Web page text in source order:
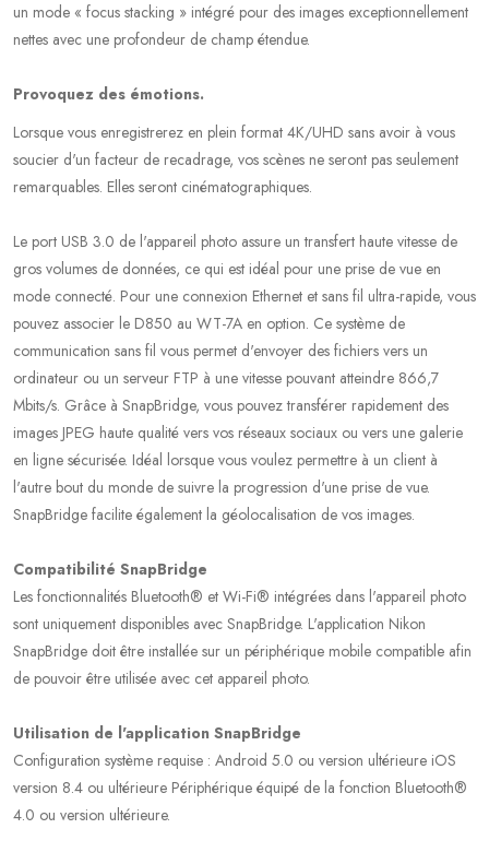
un mode « focus stacking » intégré pour des images exceptionnellement
nettes avec une profondeur de champ étendue.
Provoquez des émotions.
Lorsque vous enregistrerez en plein format 4K/UHD sans avoir à vous
soucier d'un facteur de recadrage, vos scènes ne seront pas seulement
remarquables. Elles seront cinématographiques.
Le port USB 3.0 de l'appareil photo assure un transfert haute vitesse de
gros volumes de données, ce qui est idéal pour une prise de vue en
mode connecté. Pour une connexion Ethernet et sans fil ultra-rapide, vous
pouvez associer le D850 au WT-7A en option. Ce système de
communication sans fil vous permet d'envoyer des fichiers vers un
ordinateur ou un serveur FTP à une vitesse pouvant atteindre 866,7
Mbits/s. Grâce à SnapBridge, vous pouvez transférer rapidement des
images JPEG haute qualité vers vos réseaux sociaux ou vers une galerie
en ligne sécurisée. Idéal lorsque vous voulez permettre à un client à
l'autre bout du monde de suivre la progression d'une prise de vue.
SnapBridge facilite également la géolocalisation de vos images.
Compatibilité SnapBridge
Les fonctionnalités Bluetooth® et Wi-Fi® intégrées dans l'appareil photo
sont uniquement disponibles avec SnapBridge. L'application Nikon
SnapBridge doit être installée sur un périphérique mobile compatible afin
de pouvoir être utilisée avec cet appareil photo.
Utilisation de l'application SnapBridge
Configuration système requise : Android 5.0 ou version ultérieure iOS
version 8.4 ou ultérieure Périphérique équipé de la fonction Bluetooth®
4.0 ou version ultérieure.